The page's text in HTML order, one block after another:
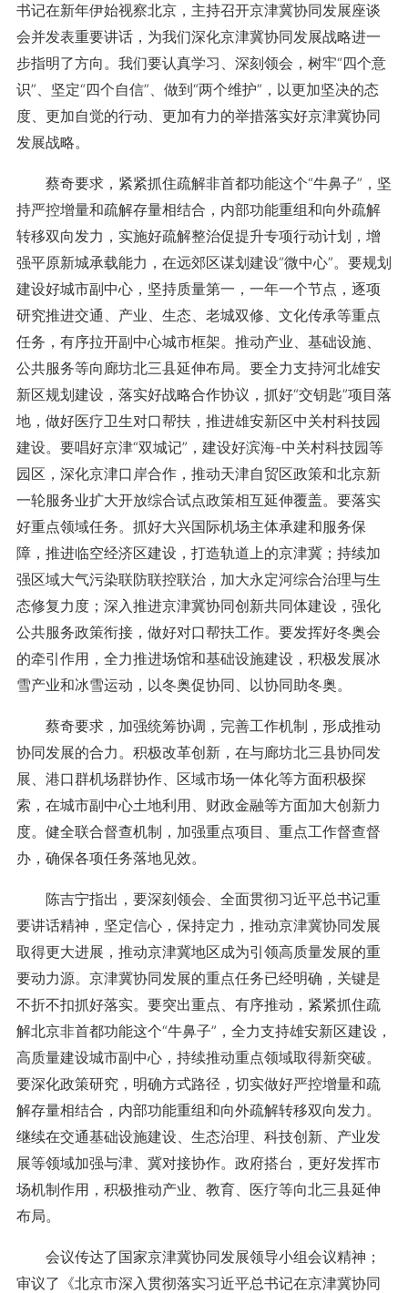
书记在新年伊始视察北京，主持召开京津冀协同发展座谈
会并发表重要讲话，为我们深化京津冀协同发展战略进一
步指明了方向。我们要认真学习、深刻领会，树牢“四个意
识”、坚定“四个自信”、做到“两个维护”，以更加坚决的态
度、更加自觉的行动、更加有力的举措落实好京津冀协同
发展战略。
蔡奇要求，紧紧抓住疏解非首都功能这个“牛鼻子”，坚
持严控增量和疏解存量相结合，内部功能重组和向外疏解
转移双向发力，实施好疏解整治促提升专项行动计划，增
强平原新城承载能力，在远郊区谋划建设“微中心”。要规划
建设好城市副中心，坚持质量第一，一年一个节点，逐项
研究推进交通、产业、生态、老城双修、文化传承等重点
任务，有序拉开副中心城市框架。推动产业、基础设施、
公共服务等向廊坊北三县延伸布局。要全力支持河北雄安
新区规划建设，落实好战略合作协议，抓好“交钥匙”项目落
地，做好医疗卫生对口帮扶，推进雄安新区中关村科技园
建设。要唱好京津“双城记”，建设好滨海-中关村科技园等
园区，深化京津口岸合作，推动天津自贸区政策和北京新
一轮服务业扩大开放综合试点政策相互延伸覆盖。要落实
好重点领域任务。抓好大兴国际机场主体承建和服务保
障，推进临空经济区建设，打造轨道上的京津冀；持续加
强区域大气污染联防联控联治，加大永定河综合治理与生
态修复力度；深入推进京津冀协同创新共同体建设，强化
公共服务政策衔接，做好对口帮扶工作。要发挥好冬奥会
的牵引作用，全力推进场馆和基础设施建设，积极发展冰
雪产业和冰雪运动，以冬奥促协同、以协同助冬奥。
蔡奇要求，加强统筹协调，完善工作机制，形成推动
协同发展的合力。积极改革创新，在与廊坊北三县协同发
展、港口群机场群协作、区域市场一体化等方面积极探
索，在城市副中心土地利用、财政金融等方面加大创新力
度。健全联合督查机制，加强重点项目、重点工作督查督
办，确保各项任务落地见效。
陈吉宁指出，要深刻领会、全面贯彻习近平总书记重
要讲话精神，坚定信心，保持定力，推动京津冀协同发展
取得更大进展，推动京津冀地区成为引领高质量发展的重
要动力源。京津冀协同发展的重点任务已经明确，关键是
不折不扣抓好落实。要突出重点、有序推动，紧紧抓住疏
解北京非首都功能这个“牛鼻子”，全力支持雄安新区建设，
高质量建设城市副中心，持续推动重点领域取得新突破。
要深化政策研究，明确方式路径，切实做好严控增量和疏
解存量相结合，内部功能重组和向外疏解转移双向发力。
继续在交通基础设施建设、生态治理、科技创新、产业发
展等领域加强与津、冀对接协作。政府搭台，更好发挥市
场机制作用，积极推动产业、教育、医疗等向北三县延伸
布局。
会议传达了国家京津冀协同发展领导小组会议精神；
审议了《北京市深入贯彻落实习近平总书记在京津冀协同